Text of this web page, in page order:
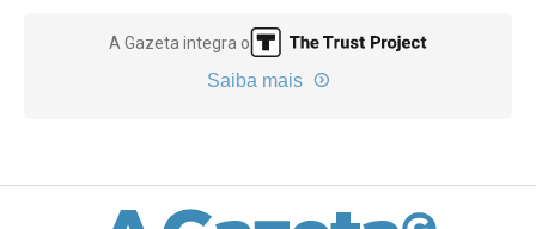
A Gazeta integra o
Saiba mais